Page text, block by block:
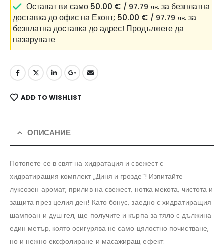
Остават ви само 50.00 € / 97.79 лв. за безплатна
доставка до офис на Еконт; 50.00 € / 97.79 лв. за
безплатна доставка до адрес! Продължете да
пазарувате
ADD TO WISHLIST
ОПИСАНИЕ
Потопете се в свят на хидратация и свежест с
хидратиращия комплект „Диня и грозде“! Изпитайте
луксозен аромат, прилив на свежест, нотка мекота, чистота и
защита през целия ден! Като бонус, заедно с хидратиращия
шампоан и душ гел, ще получите и кърпа за тяло с дължина
един метър, която осигурява не само цялостно почистване,
но и нежно ексфолиране и масажиращ ефект.